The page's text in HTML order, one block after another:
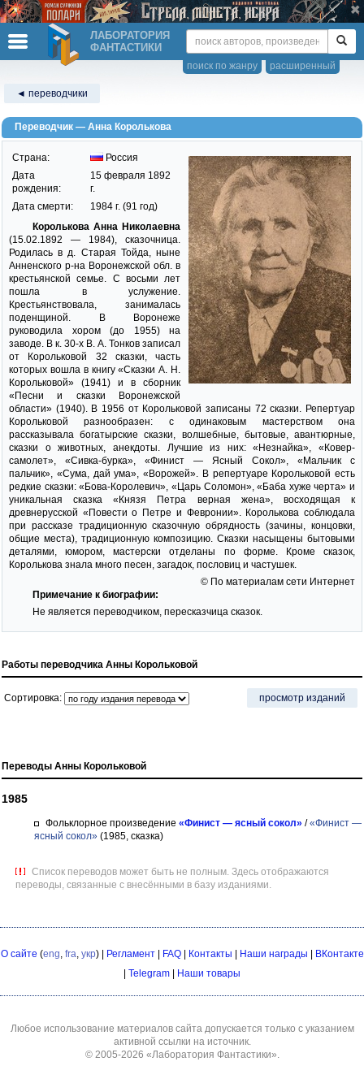
ЛАБОРАТОРИЯ
ФАНТАСТИКИ
расширенный
поиск по жанру
◄ переводчики
Переводчик — Анна Королькова
Страна:
Россия
Дата
рождения:
15 февраля 1892
г.
Дата смерти:
1984 г. (91 год)
Королькова Анна Николаевна
(15.02.1892 — 1984), сказочница.
Родилась в д. Старая Тойда, ныне
Анненского р-на Воронежской обл. в
крестьянской семье. С восьми лет
пошла в услужение.
Крестьянствовала, занималась
поденщиной. В Воронеже
руководила хором (до 1955) на
заводе. В к. 30-х В. А. Тонков записал
от Корольковой 32 сказки, часть
которых вошла в книгу «Сказки А. Н.
Корольковой» (1941) и в сборник
«Песни и сказки Воронежской
области» (1940). В 1956 от Корольковой записаны 72 сказки. Репертуар
Корольковой разнообразен: с одинаковым мастерством она
рассказывала богатырские сказки, волшебные, бытовые, авантюрные,
сказки о животных, анекдоты. Лучшие из них: «Незнайка», «Ковер-
самолет», «Сивка-бурка», «Финист — Ясный Сокол», «Мальчик с
пальчик», «Сума, дай ума», «Ворожей». В репертуаре Корольковой есть
редкие сказки: «Бова-Королевич», «Царь Соломон», «Баба хуже черта» и
уникальная сказка «Князя Петра верная жена», восходящая к
древнерусской «Повести о Петре и Февронии». Королькова соблюдала
при рассказе традиционную сказочную обрядность (зачины, концовки,
общие места), традиционную композицию. Сказки насыщены бытовыми
деталями, юмором, мастерски отделаны по форме. Кроме сказок,
Королькова знала много песен, загадок, пословиц и частушек.
© По материалам сети Интернет
Примечание к биографии:
Не является переводчиком, пересказчица сказок.
Работы переводчика Анны Корольковой
Сортировка: просмотр изданий
Переводы Анны Корольковой
1985
Фольклорное произведение «Финист — ясный сокол» /«Финист —
ясный сокол» (1985, сказка)
Список переводов может быть не полным. Здесь отображаются
переводы, связанные с внесёнными в базу изданиями.
О сайте (eng, fra, укр) | Регламент| FAQ| Контакты Наши награды
ВКонтакте
Telegram Наши товары
Любое использование материалов сайта допускается только с указанием
активной ссылки на источник.
© 2005-2026 «Лаборатория Фантастики».